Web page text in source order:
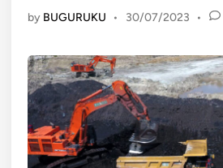
by BUGURUKU • 30/07/2023 •